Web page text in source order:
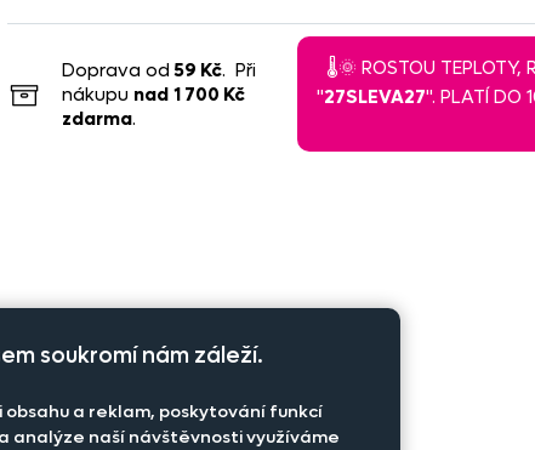
Doprava od 59 Kč. Při
nákupu nad 1 700 Kč
zdarma.
🌡️🌞 ROSTOU TEPLOTY,
"27SLEVA27". PLATÍ DO
soukromí nám záleží.
obsahu a reklam, poskytování funkcí
analýze naší návštěvnosti využíváme